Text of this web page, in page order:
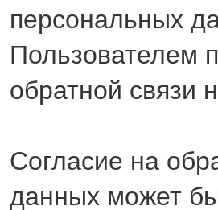
персональных
Пользователем
обратной связи
Согласие на
данных может